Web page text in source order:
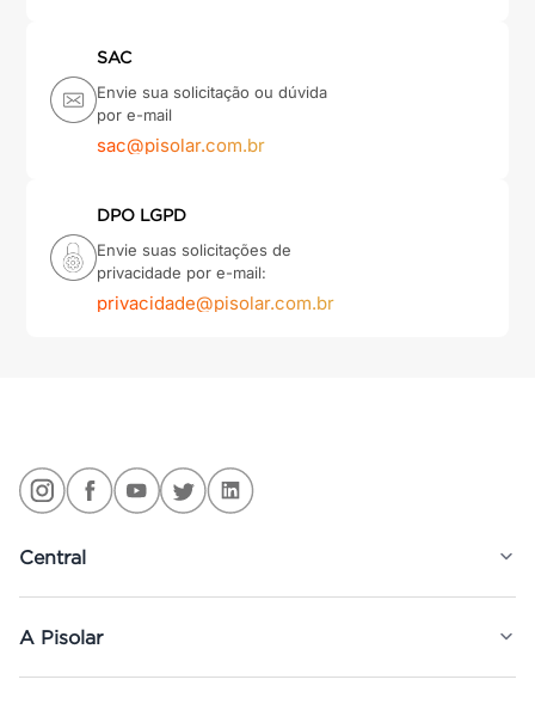
SAC
Envie sua solicitação ou dúvida
por e-mail
sac@pisolar.com.br
DPO LGPD
Envie suas solicitações de
privacidade por e-mail:
privacidade@pisolar.com.br
Central
A Pisolar